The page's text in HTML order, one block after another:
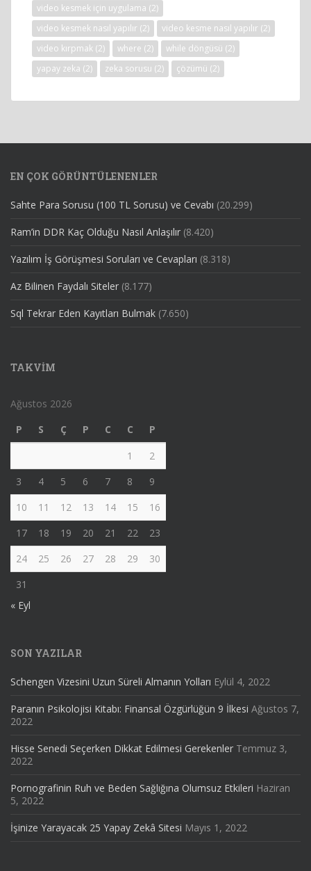
video kesmek için uygulama (2)
video kesmek nasıl yapılır (2) video kesme nasıl yapılır (2)
video kırpmak (2) where (2) while döngüsü (2)
yapay zeka (2) zeka sorusu (2) çözümü (2)
EN ÇOK GÖRÜNTÜLENENLER
Sahte Para Sorusu (100 TL Sorusu) ve Cevabı (20.299)
Ram’in DDR Kaç Olduğu Nasıl Anlaşılır (8.420)
Yazılım İş Görüşmesi Soruları ve Cevapları (8.318)
Az Bilinen Faydalı Siteler (8.177)
Sql Tekrar Eden Kayıtları Bulmak (7.650)
TAKVIM
Ağustos 2026
P
S Ç P C C
P
1
2
3
4 5 6 7 8
9
10
11 12 13 14 15
16
17
18 19 20 21 22
23
24
25 26 27 28 29
30
31
« Eyl
SON YAZILAR
Schengen Vizesini Uzun Süreli Almanın Yolları Eylül 4, 2022
Paranın Psikolojisi Kitabı: Finansal Özgürlüğün 9 İlkesi Ağustos 7,
2022
Hisse Senedi Seçerken Dikkat Edilmesi Gerekenler Temmuz 3,
2022
Pornografinin Ruh ve Beden Sağlığına Olumsuz Etkileri Haziran
5, 2022
İşinize Yarayacak 25 Yapay Zekâ Sitesi Mayıs 1, 2022